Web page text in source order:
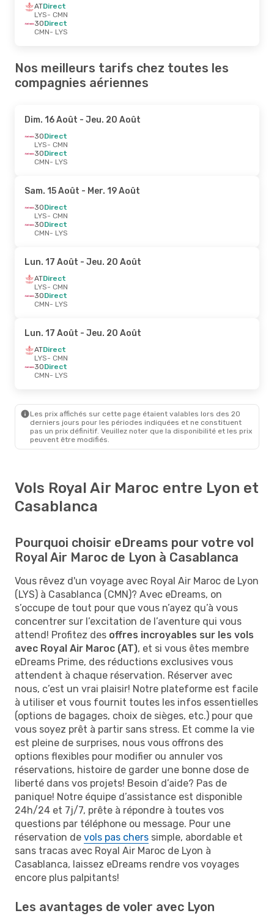
ATDirect
LYS- CMN
3ODirect
CMN- LYS
Nos meilleurs tarifs chez toutes les
compagnies aériennes
Dim. 16 Août - Jeu. 20 Août
3ODirect
LYS- CMN
3ODirect
CMN- LYS
Sam. 15 Août - Mer. 19 Août
3ODirect
LYS- CMN
3ODirect
CMN- LYS
Lun. 17 Août - Jeu. 20 Août
ATDirect
LYS- CMN
3ODirect
CMN- LYS
Lun. 17 Août - Jeu. 20 Août
ATDirect
LYS- CMN
3ODirect
CMN- LYS
Les prix affichés sur cette page étaient valables lors des 20
derniers jours pour les périodes indiquées et ne constituent
pas un prix définitif. Veuillez noter que la disponibilité et les prix
peuvent être modifiés.
Vols Royal Air Maroc entre Lyon et
Casablanca
Pourquoi choisir eDreams pour votre vol
Royal Air Maroc de Lyon à Casablanca
Vous rêvez d'un voyage avec Royal Air Maroc de Lyon
(LYS) à Casablanca (CMN)? Avec eDreams, on
s’occupe de tout pour que vous n’ayez qu’à vous
concentrer sur l’excitation de l’aventure qui vous
attend! Profitez des offres incroyables sur les vols
avec Royal Air Maroc (AT), et si vous êtes membre
eDreams Prime, des réductions exclusives vous
attendent à chaque réservation. Réserver avec
nous, c’est un vrai plaisir! Notre plateforme est facile
à utiliser et vous fournit toutes les infos essentielles
(options de bagages, choix de sièges, etc.) pour que
vous soyez prêt à partir sans stress. Et comme la vie
est pleine de surprises, nous vous offrons des
options flexibles pour modifier ou annuler vos
réservations, histoire de garder une bonne dose de
liberté dans vos projets! Besoin d’aide? Pas de
panique! Notre équipe d’assistance est disponible
24h/24 et 7j/7, prête à répondre à toutes vos
questions par téléphone ou message. Pour une
réservation de vols pas chers simple, abordable et
sans tracas avec Royal Air Maroc de Lyon à
Casablanca, laissez eDreams rendre vos voyages
encore plus palpitants!
Les avantages de voler avec Lyon